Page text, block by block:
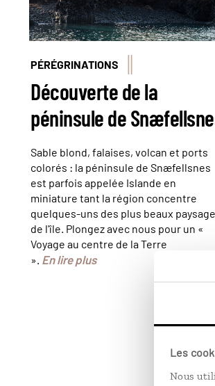
Les
Nous
PÉRÉGRINATIONS
Découverte de la
péninsule de
Sable blond, falaises, volcan et ports
colorés : la péninsule de Snæfellsnes
est parfois appelée Islande en
miniature tant la région concentre
quelques-uns des plus beaux
de l'île. Plongez avec nous pour un «
Voyage au centre de la Terre
». En lire plus